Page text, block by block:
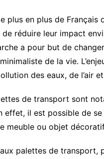
plus en plus de
réduire leur impact
a pour but de
de la vie.
des eaux, de l’air
de transport sont
effet, il est possible de
meuble ou objet
palettes de transport,